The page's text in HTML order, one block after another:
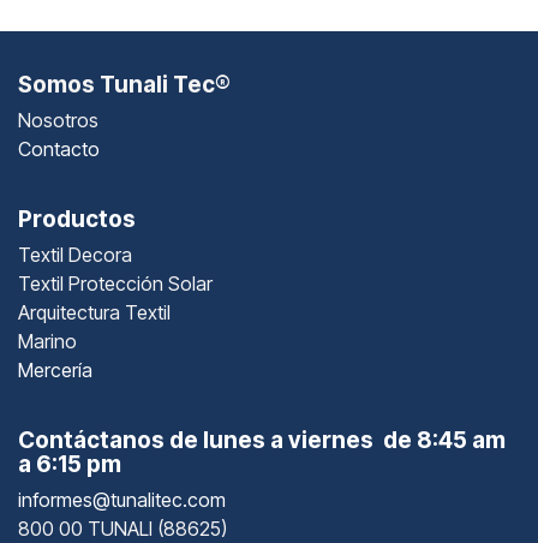
Somos Tunali Tec®
Nosotros
Contacto
Productos
Textil Decora
Textil Protección Solar
Arquitectura Textil
Marino
Mercería
Contáctanos de lunes a viernes de 8:45 am
a 6:15 pm
informes@tunalitec.com
800 00 TUNALI (88625)